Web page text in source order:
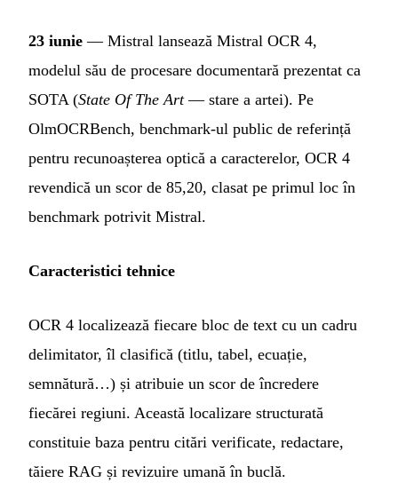
23 iunie — Mistral lansează Mistral OCR 4,
modelul său de procesare documentară prezentat ca
SOTA (State Of The Art— stare a artei). Pe
OlmOCRBench, benchmark-ul public de referință
pentru recunoașterea optică a caracterelor, OCR 4
revendică un scor de 85,20, clasat pe primul loc în
benchmark potrivit Mistral.
Caracteristici tehnice
OCR 4 localizează fiecare bloc de text cu un cadru
delimitator, îl clasifică (titlu, tabel, ecuație,
semnătură…) și atribuie un scor de încredere
fiecărei regiuni. Această localizare structurată
constituie baza pentru citări verificate, redactare,
tăiere RAG și revizuire umană în buclă.